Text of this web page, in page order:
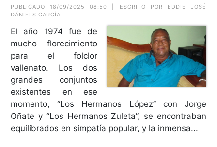
PUBLICADO 18/09/2025 08:50 | ESCRITO POR EDDIE JOSÉ
DÁNIELS GARCÍA
El año 1974 fue de
mucho florecimiento
para el folclor
vallenato. Los dos
grandes conjuntos
existentes en ese
momento, “Los Hermanos López” con Jorge
Oñate y “Los Hermanos Zuleta”, se encontraban
equilibrados en simpatía popular, y la inmensa...